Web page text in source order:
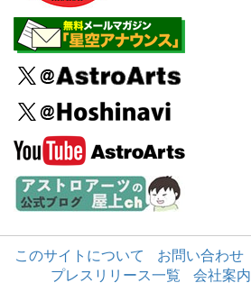
このサイトについて お問い合わせ
プレスリリース一覧
会社案内